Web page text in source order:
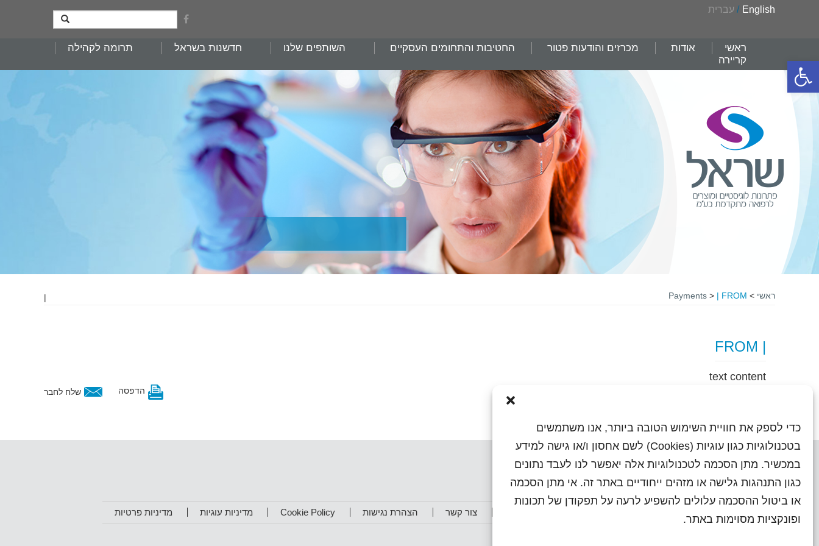
פתח סרגל נגישות
כדי לספק את חוויית השימוש הטובה ביותר, אנו משתמשים
בטכנולוגיות כגון עוגיות (Cookies) לשם אחסון ו/או גישה למידע
במכשיר. מתן הסכמה לטכנולוגיות אלה יאפשר לנו לעבד נתונים
כגון התנהגות גלישה או מזהים ייחודיים באתר זה. אי מתן הסכמה
או ביטול ההסכמה עלולים להשפיע לרעה על תפקודן של תכונות
ופונקציות מסוימות באתר.
English
/ עברית
ראשי אודות מכרזים והודעות פטור החטיבות והתחומים העסקיים השותפים שלנו חדשנות בשראל
תרומה לקהילה
קריירה
ראשי >
Payments > | FROM
|
| FROM
text content
שלח לחבר הדפסה
צור קשר הצהרת נגישות Cookie Policy מדיניות עוגיות מדיניות פרטיות